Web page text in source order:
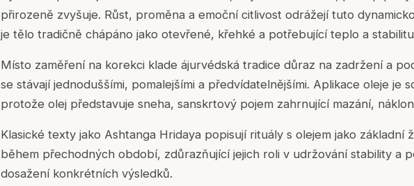
přirozeně zvyšuje. Růst, proměna a emoční citlivost odrážejí tuto
je tělo tradičně chápáno jako otevřené, křehké a potřebující teplo a
Místo zaměření na korekci klade ájurvédská tradice důraz na zadržení a
se stávají jednoduššími, pomalejšími a předvídatelnějšími. Aplikace oleje je
protože olej představuje sneha, sanskrtový pojem zahrnující mazání,
Klasické texty jako Ashtanga Hridaya popisují rituály s olejem jako základní
během přechodných období, zdůrazňující jejich roli v udržování stability a
dosažení konkrétních výsledků.